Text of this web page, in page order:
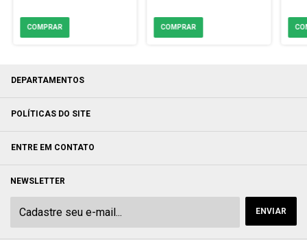
DEPARTAMENTOS
POLÍTICAS DO SITE
ENTRE EM CONTATO
NEWSLETTER